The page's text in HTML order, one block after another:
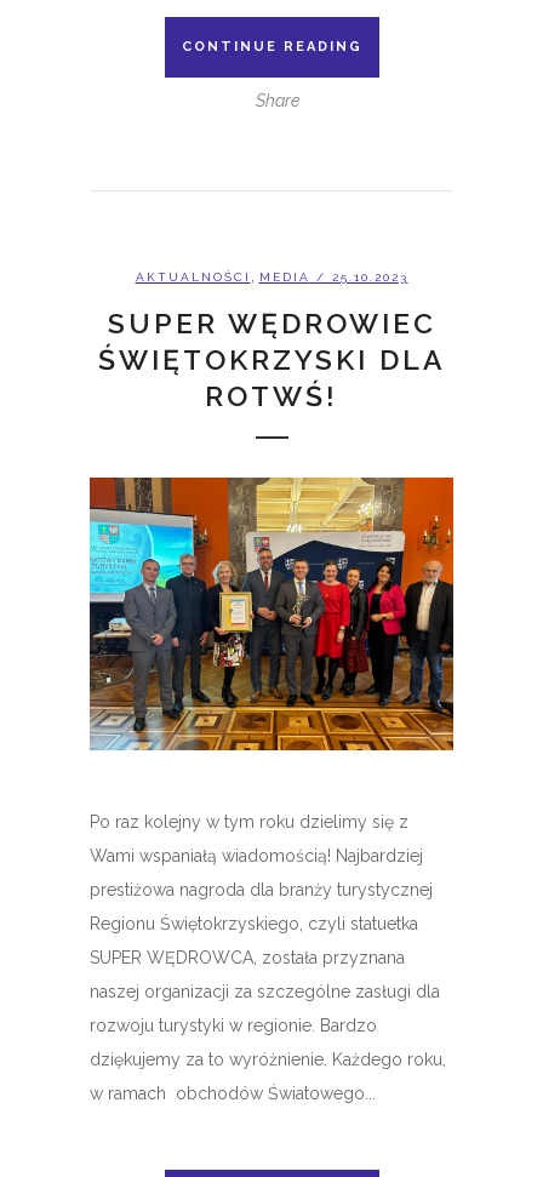
CONTINUE READING
Share
AKTUALNOŚCI MEDIA / 25.10.2023
SUPER WĘDROWIEC
ŚWIĘTOKRZYSKI DLA
ROTWŚ!
Po raz kolejny w tym roku dzielimy się z
Wami wspaniałą wiadomością! Najbardziej
prestiżowa nagroda dla branży turystycznej
Regionu Świętokrzyskiego, czyli statuetka
SUPER WĘDROWCA, została przyznana
naszej organizacji za szczególne zasługi dla
rozwoju turystyki w regionie. Bardzo
dziękujemy za to wyróżnienie. Każdego roku,
w ramach obchodów Światowego...